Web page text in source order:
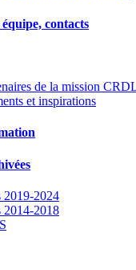
contacts
de la mission
et inspirations
2019-2024
2014-2018